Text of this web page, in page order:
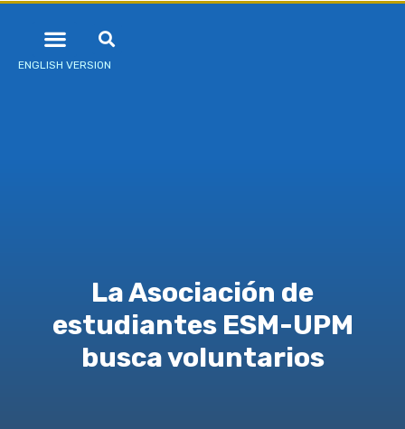
ENGLISH VERSION
La Asociación de
estudiantes ESM-UPM
busca voluntarios